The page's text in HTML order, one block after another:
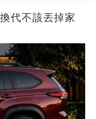
代不該丟掉家